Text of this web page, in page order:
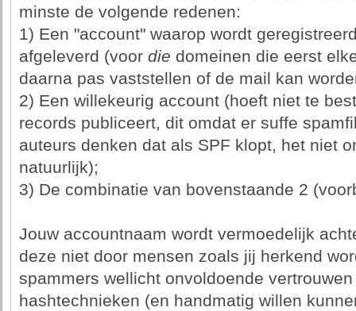
minste de volgende redenen:
1) Een "account" waarop wordt
afgeleverd (voor die domeinen die eerst
daarna pas vaststellen of de mail kan
2) Een willekeurig account (hoeft niet te
records publiceert, dit omdat er suffe
auteurs denken dat als SPF klopt, het niet
natuurlijk);
3) De combinatie van bovenstaande 2
Jouw accountnaam wordt vermoedelijk
deze niet door mensen zoals jij herkend
spammers wellicht onvoldoende
hashtechnieken (en handmatig willen